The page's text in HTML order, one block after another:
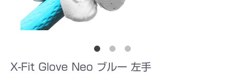
X-Fit Glove Neo ブルー 左手